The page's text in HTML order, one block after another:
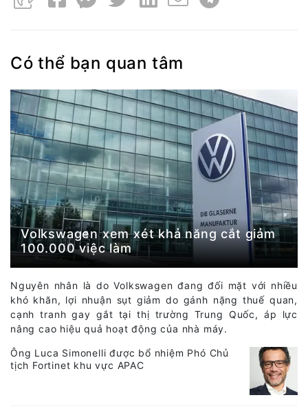
Có thể bạn quan tâm
Volkswagen xem xét khả năng cắt giảm
100.000 việc làm
Nguyên nhân là do Volkswagen đang đối mặt với nhiều
khó khăn, lợi nhuận sụt giảm do gánh nặng thuế quan,
cạnh tranh gay gắt tại thị trường Trung Quốc, áp lực
nâng cao hiệu quả hoạt động của nhà máy.
Ông Luca Simonelli được bổ nhiệm Phó Chủ
tịch Fortinet khu vực APAC